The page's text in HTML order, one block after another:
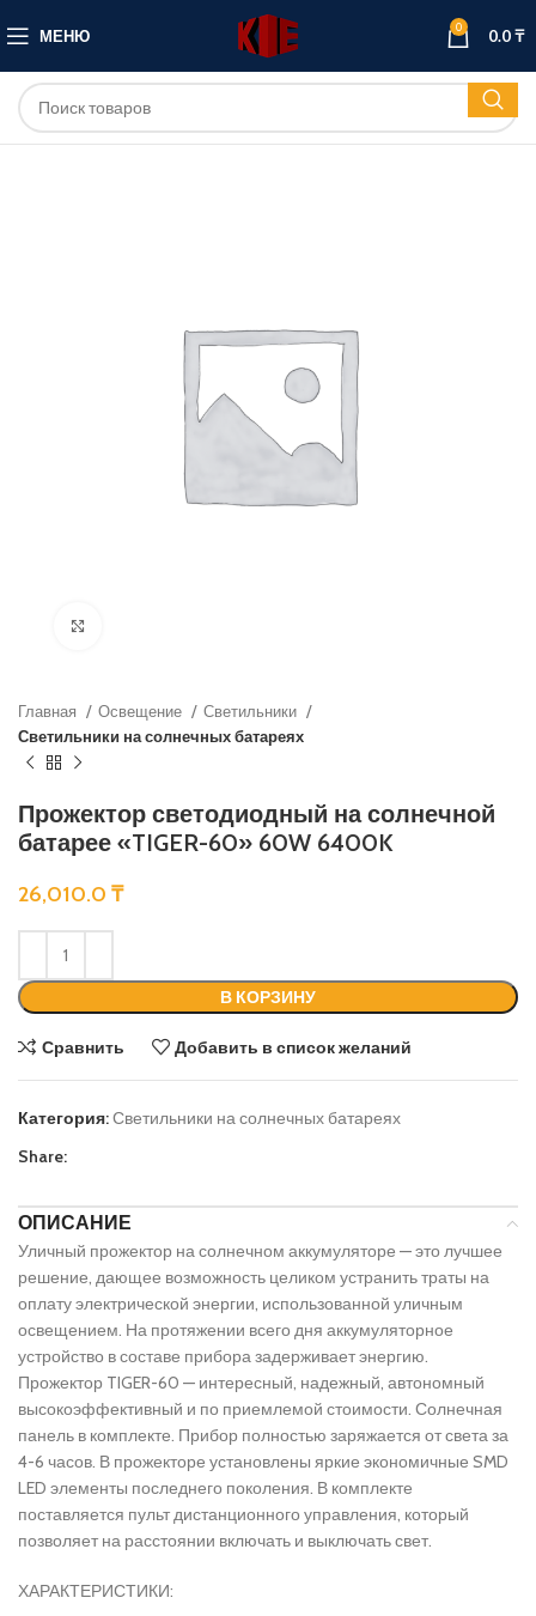
МЕНЮ 0 0.0₸
Главная Освещение
Светильники
Светильники на солнечных батареях
Прожектор светодиодный на солнечной
батарее «TIGER-60» 60W 6400K
26,010.0 ₸
В КОРЗИНУ
Сравнить Добавить в список желаний
Категория:Светильники на солнечных батареях
Share:
ОПИСАНИЕ
Уличный прожектор на солнечном аккумуляторе — это лучшее
решение, дающее возможность целиком устранить траты на
оплату электрической энергии, использованной уличным
освещением. На протяжении всего дня аккумуляторное
устройство в составе прибора задерживает энергию.
Прожектор TIGER-60 — интересный, надежный, автономный
высокоэффективный и по приемлемой стоимости. Солнечная
панель в комплекте. Прибор полностью заряжается от света за
4-6 часов. В прожекторе установлены яркие экономичные SMD
LED элементы последнего поколения. В комплекте
поставляется пульт дистанционного управления, который
позволяет на расстоянии включать и выключать свет.
ХАРАКТЕРИСТИКИ: